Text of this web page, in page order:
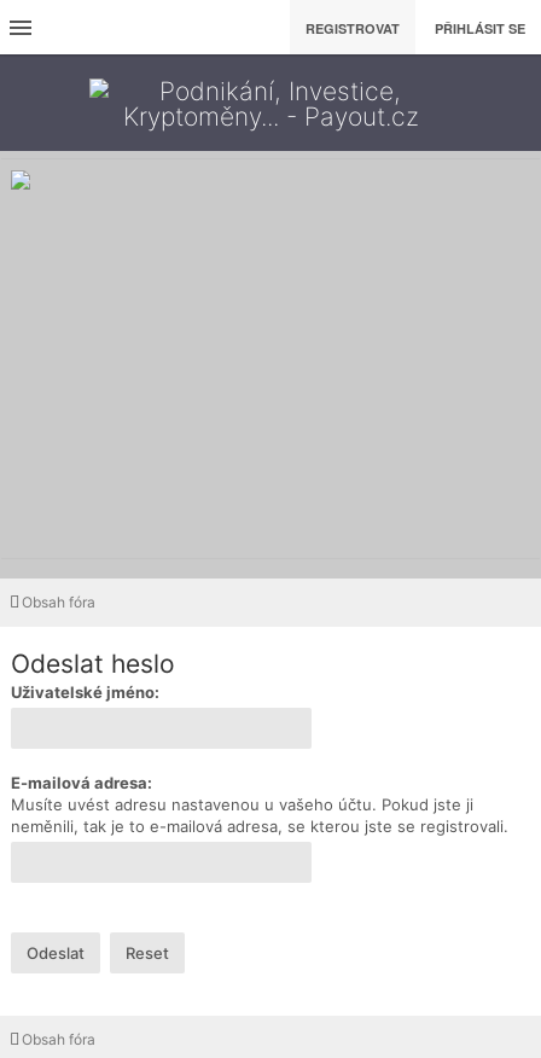
REGISTROVAT PŘIHLÁSIT SE
Obsah fóra
Odeslat heslo
Uživatelské jméno:
E-mailová adresa:
Musíte uvést adresu nastavenou u vašeho účtu. Pokud jste ji
neměnili, tak je to e-mailová adresa, se kterou jste se registrovali.
Obsah fóra